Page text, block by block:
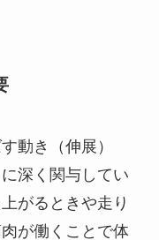
動き（伸展）
深く関与してい
がるときや走り
が働くことで体